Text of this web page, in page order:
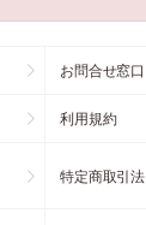
お問合せ窓口
利用規約
特定商取引